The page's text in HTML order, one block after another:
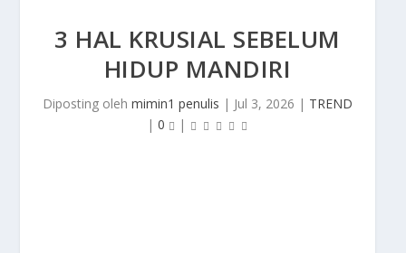
3 HAL KRUSIAL SEBELUM
HIDUP MANDIRI
Diposting oleh mimin1 penulis | Jul 3, 2026 | TREND
| 0 |